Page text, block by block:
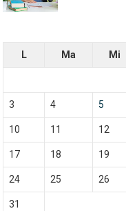
L
Ma Mi
3 4 5
10 11 12
17 18 19
24 25 26
31